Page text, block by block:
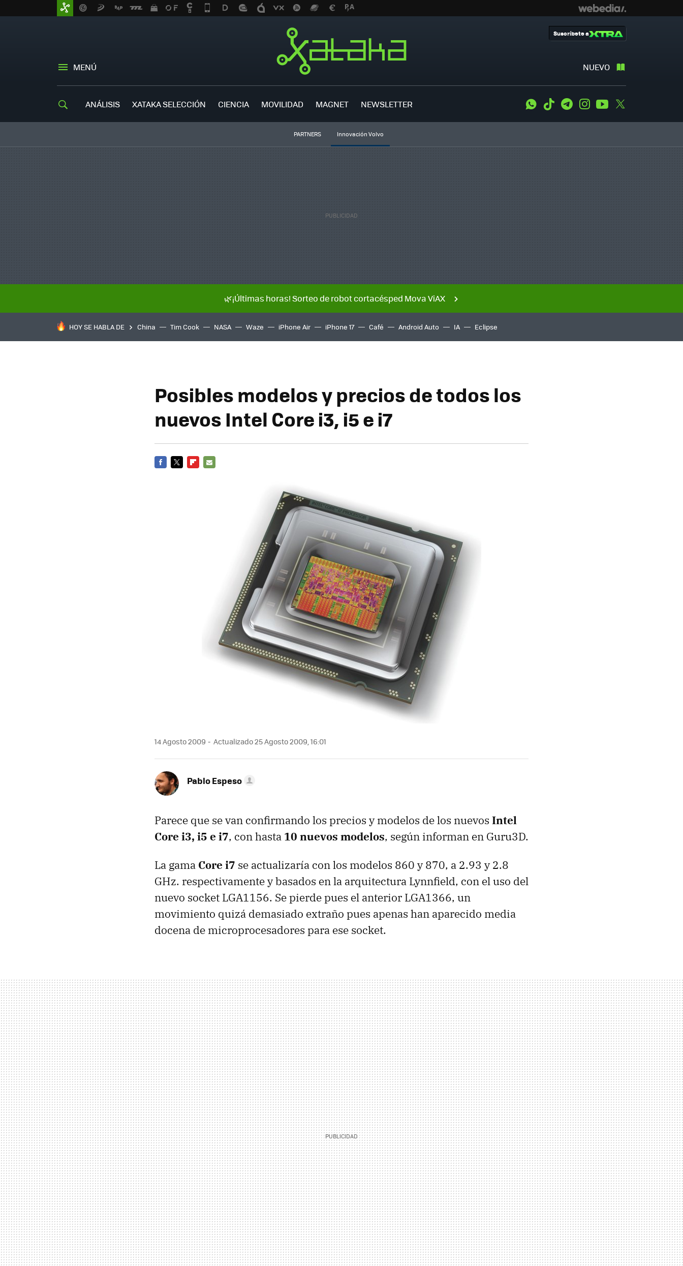
MENÚ NUEVO
Suscríbete a
ANÁLISIS XATAKA SELECCIÓN CIENCIA MOVILIDAD MAGNET NEWSLETTER WhatsApp
Tiktok TelegramInstagramYoutube
PARTNERS Innovación Volvo
🌿¡Últimas horas! Sorteo de robot cortacésped Mova ViAX
HOY SE HABLA DE China Tim Cook NASA Waze iPhone Air iPhone 17 Café Android Auto IA Eclipse
Posibles modelos y precios de todos los
nuevos Intel Core i3, i5 e i7
14 Agosto 2009 Actualizado 25 Agosto 2009, 16:01
Pablo Espeso
Parece que se van confirmando los precios y modelos de los nuevos Intel
Core i3, i5 e i7, con hasta 10 nuevos modelos, según informan en Guru3D.
La gama Core i7 se actualizaría con los modelos 860 y 870, a 2.93 y 2.8
GHz. respectivamente y basados en la arquitectura Lynnfield, con el uso del
nuevo socket LGA1156. Se pierde pues el anterior LGA1366, un
movimiento quizá demasiado extraño pues apenas han aparecido media
docena de microprocesadores para ese socket.